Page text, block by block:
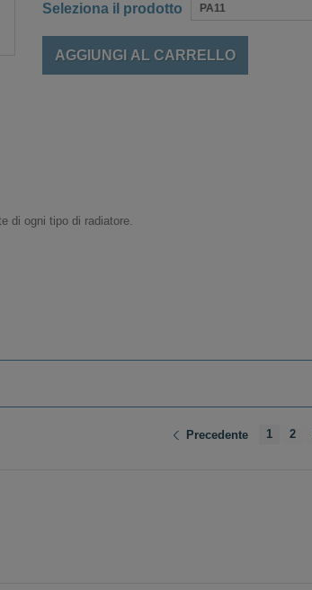
Seleziona il prodotto PA11
AGGIUNGI AL CARRELLO
di ogni tipo di radiatore.
Precedente 1 2